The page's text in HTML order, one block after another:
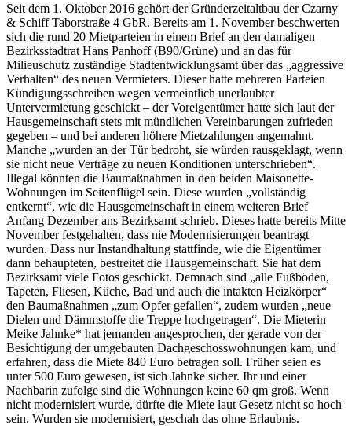
Seit dem 1. Oktober 2016 gehört der Gründerzeitaltbau der Czarny
& Schiff Taborstraße 4 GbR. Bereits am 1. November beschwerten
sich die rund 20 Mietparteien in einem Brief an den damaligen
Bezirksstadtrat Hans Panhoff (B90/Grüne) und an das für
Milieuschutz zuständige Stadtentwicklungsamt über das „aggressive
Verhalten“ des neuen Vermieters. Dieser hatte mehreren Parteien
Kündigungsschreiben wegen vermeintlich unerlaubter
Untervermietung geschickt – der Voreigentümer hatte sich laut der
Hausgemeinschaft stets mit mündlichen Vereinbarungen zufrieden
gegeben – und bei anderen höhere Mietzahlungen angemahnt.
Manche „wurden an der Tür bedroht, sie würden rausgeklagt, wenn
sie nicht neue Verträge zu neuen Konditionen unterschrieben“.
Illegal könnten die Baumaßnahmen in den beiden Maisonette-
Wohnungen im Seitenflügel sein. Diese wurden „vollständig
entkernt“, wie die Hausgemeinschaft in einem weiteren Brief
Anfang Dezember ans Bezirksamt schrieb. Dieses hatte bereits Mitte
November festgehalten, dass nie Modernisierungen beantragt
wurden. Dass nur Instandhaltung stattfinde, wie die Eigentümer
dann behaupteten, bestreitet die Hausgemeinschaft. Sie hat dem
Bezirksamt viele Fotos geschickt. Demnach sind „alle Fußböden,
Tapeten, Fliesen, Küche, Bad und auch die intakten Heizkörper“
den Baumaßnahmen „zum Opfer gefallen“, zudem wurden „neue
Dielen und Dämmstoffe die Treppe hochgetragen“. Die Mieterin
Meike Jahnke* hat jemanden angesprochen, der gerade von der
Besichtigung der umgebauten Dachgeschosswohnungen kam, und
erfahren, dass die Miete 840 Euro betragen soll. Früher seien es
unter 500 Euro gewesen, ist sich Jahnke sicher. Ihr und einer
Nachbarin zufolge sind die Wohnungen keine 60 qm groß. Wenn
nicht modernisiert wurde, dürfte die Miete laut Gesetz nicht so hoch
sein. Wurden sie modernisiert, geschah das ohne Erlaubnis.